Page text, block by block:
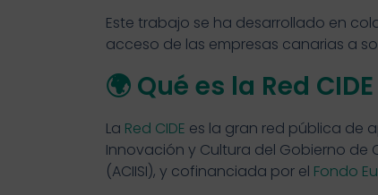
Este trabajo se ha desarrollado en
acceso de las empresas canarias a
🌍 Qué es la Red
La Red CIDE es la gran red pública de
Innovación y Cultura del Gobierno de
(ACIISI), y cofinanciada por el Fondo